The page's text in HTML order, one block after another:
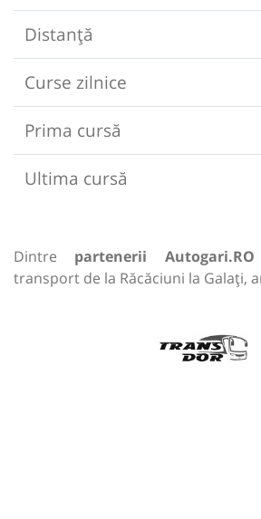
Distanță
Curse zilnice
Prima cursă
Ultima cursă
Dintre partenerii Autogari.RO
transport de la Răcăciuni la Galați,